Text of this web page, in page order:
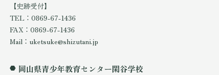
【史跡受付】
TEL：0869-67-1436
FAX：0869-67-1436
Mail：uketsuke@shizutani.jp
岡山県青少年教育センター閑谷学校